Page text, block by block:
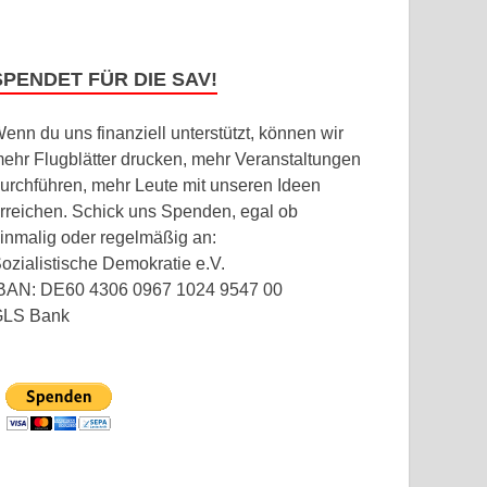
FÜR DIE SAV!
du uns finanziell unterstützt, können wir
Flugblätter drucken, mehr Veranstaltungen
mehr Leute mit unseren Ideen
Schick uns Spenden, egal ob
oder regelmäßig an:
Demokratie e.V.
DE60 4306 0967 1024 9547 00
Bank